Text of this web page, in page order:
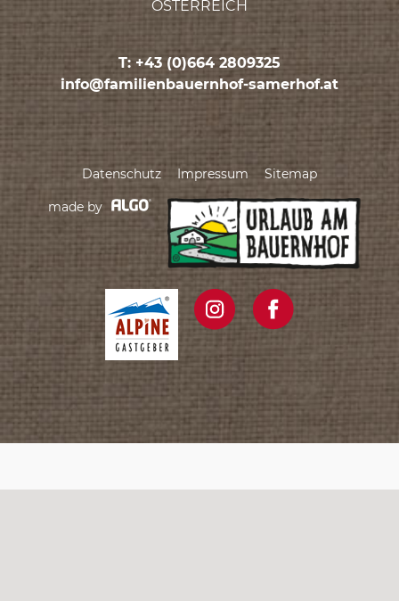
T: +43 (0)664 2809325
ta.fohremas-fohnreuabneilimaf@ofni
Datenschutz Impressum Sitemap
made by